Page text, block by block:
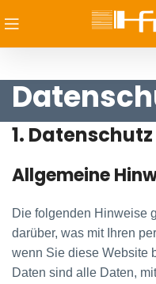
1.
Allgemeine
Die folgenden Hinweise
darüber, was mit Ihren
wenn Sie diese Website
Daten sind alle Daten,